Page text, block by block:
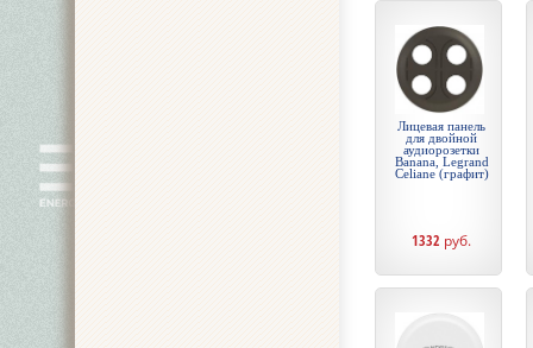
Лицевая панель
для двойной
аудиорозетки
Banana, Legrand
Celiane (графит)
1332 руб.